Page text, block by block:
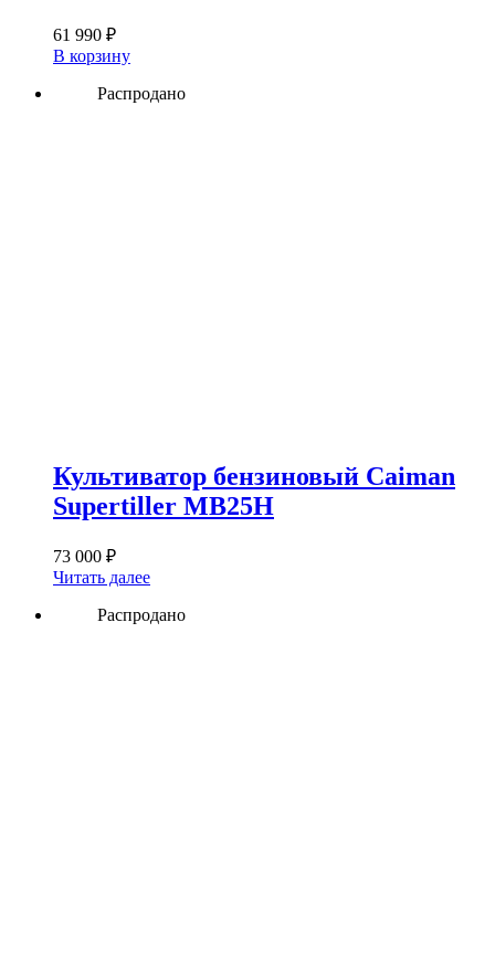
61 990 ₽
В корзину
Распродано
Культиватор бензиновый Caiman
Supertiller MB25H
73 000 ₽
Читать далее
Распродано